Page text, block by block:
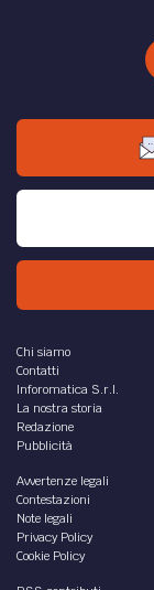
Chi siamo
Contatti
Inforomatica S.r.l.
La nostra storia
Redazione
Pubblicità
Avvertenze legali
Contestazioni
Note legali
Privacy Policy
Cookie Policy